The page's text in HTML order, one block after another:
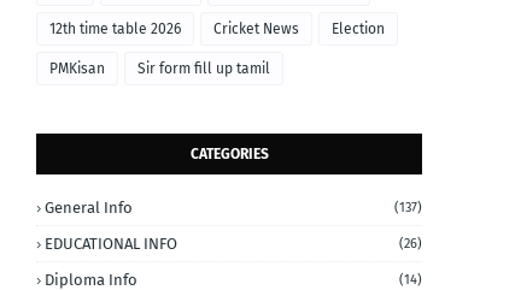
12th time table 2026 Cricket News Election
PMKisan Sir form fill up tamil
CATEGORIES
General Info (137)
EDUCATIONAL INFO (26)
Diploma Info (14)